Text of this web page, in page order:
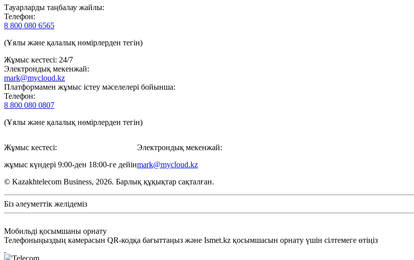
Тауарларды таңбалау жайлы:
Телефон:
8 800 080 6565
(Ұялы және қалалық нөмірлерден тегін)
Жұмыс кестесі: 24/7
Электрондық мекенжай:
mark@mycloud.kz
Платформамен жұмыс істеу мәселелері бойынша:
Телефон:
8 800 080 0807
(Ұялы және қалалық нөмірлерден тегін)
Жұмыс кестесі:
жұмыс күндері 9:00-ден 18:00-ге дейін
Электрондық мекенжай:
mark@mycloud.kz
© Kazakhtelecom Business, 2026. Барлық құқықтар сақталған.
Біз әлеуметтік желідеміз
Мобильді қосымшаны орнату
Телефоныңыздың камерасын QR-кодқа бағыттаңыз және Ismet.kz қосымшасын орнату үшін сілтемеге өтіңіз